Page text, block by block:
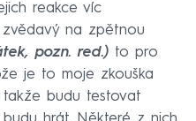
reakce víc
na zpětnou
pozn. red.) to pro
je to moje zkouška
takže budu testovat